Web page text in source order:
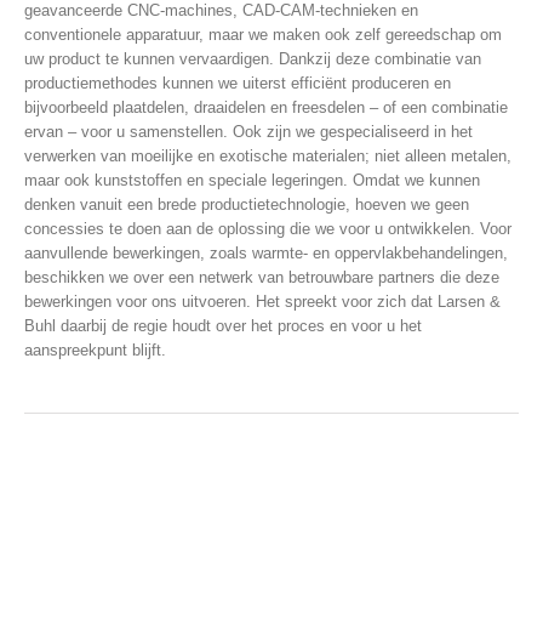
geavanceerde CNC-machines, CAD-CAM-technieken en
conventionele apparatuur, maar we maken ook zelf gereedschap om
uw product te kunnen vervaardigen. Dankzij deze combinatie van
productiemethodes kunnen we uiterst efficiënt produceren en
bijvoorbeeld plaatdelen, draaidelen en freesdelen – of een combinatie
ervan – voor u samenstellen. Ook zijn we gespecialiseerd in het
verwerken van moeilijke en exotische materialen; niet alleen metalen,
maar ook kunststoffen en speciale legeringen. Omdat we kunnen
denken vanuit een brede productietechnologie, hoeven we geen
concessies te doen aan de oplossing die we voor u ontwikkelen. Voor
aanvullende bewerkingen, zoals warmte- en oppervlakbehandelingen,
beschikken we over een netwerk van betrouwbare partners die deze
bewerkingen voor ons uitvoeren. Het spreekt voor zich dat Larsen &
Buhl daarbij de regie houdt over het proces en voor u het
aanspreekpunt blijft.